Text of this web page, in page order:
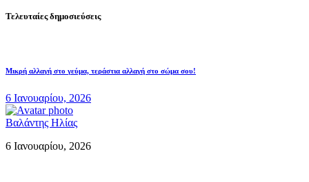
Τελευταίες δημοσιεύσεις
Μικρή αλλαγή στο γεύμα, τεράστια αλλαγή στο σώμα σου!
6 Ιανουαρίου, 2026
Βαλάντης Ηλίας
6 Ιανουαρίου, 2026